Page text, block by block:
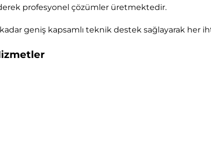
profesyonel çözümler üretmektedir.
geniş kapsamlı teknik destek sağlayarak her